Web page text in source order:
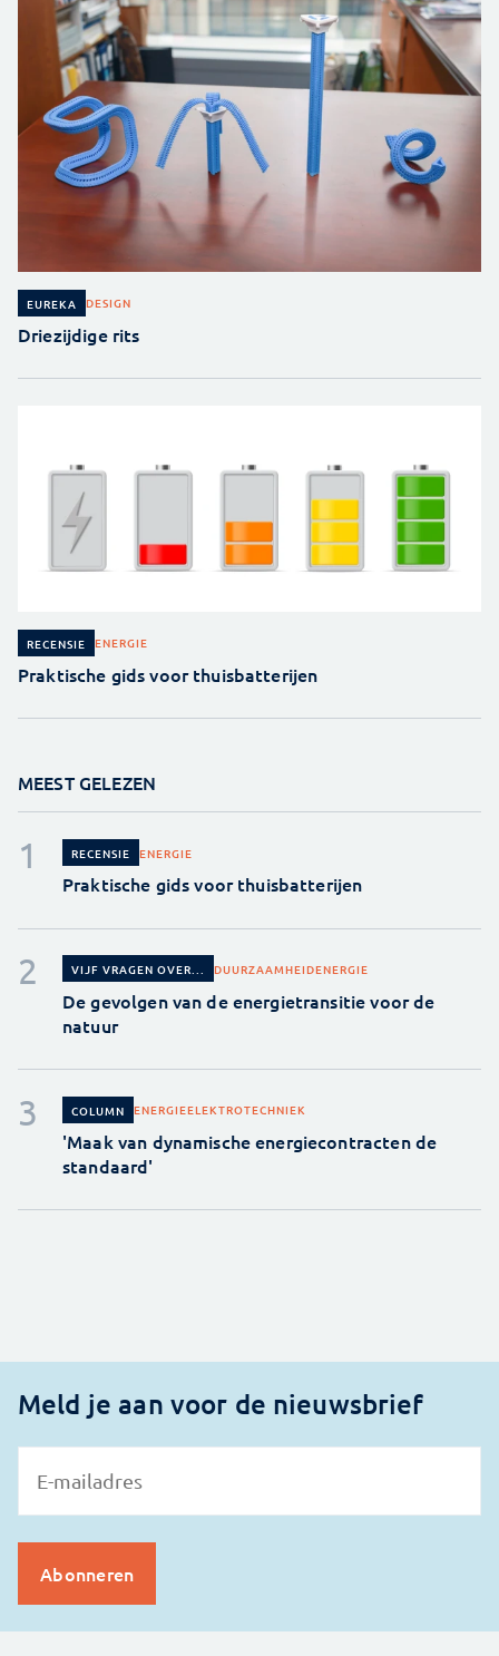
EUREKA DESIGN
Driezijdige rits
RECENSIE ENERGIE
Praktische gids voor thuisbatterijen
MEEST GELEZEN
RECENSIE ENERGIE
Praktische gids voor thuisbatterijen
VIJF VRAGEN OVER... DUURZAAMHEIDENERGIE
De gevolgen van de energietransitie voor de
natuur
COLUMN ENERGIEELEKTROTECHNIEK
'Maak van dynamische energiecontracten de
standaard'
Meld je aan voor de nieuwsbrief